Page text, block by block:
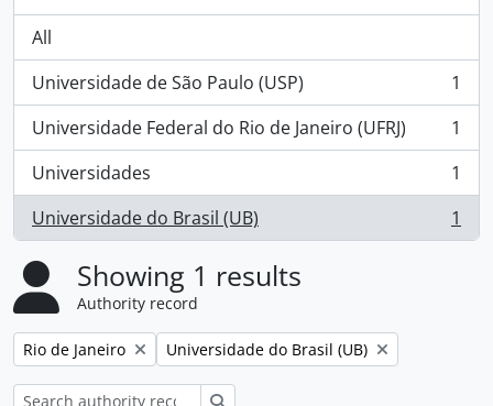
All
Universidade de São Paulo (USP)
, 1 results
1
Universidade Federal do Rio de Janeiro (UFRJ)
, 1 results
1
Universidades
, 1 results
1
Universidade do Brasil (UB)
, 1 results 1
Showing 1 results
Authority record
Remove filter:
Rio de Janeiro Remove filter:
Universidade do Brasil (UB)